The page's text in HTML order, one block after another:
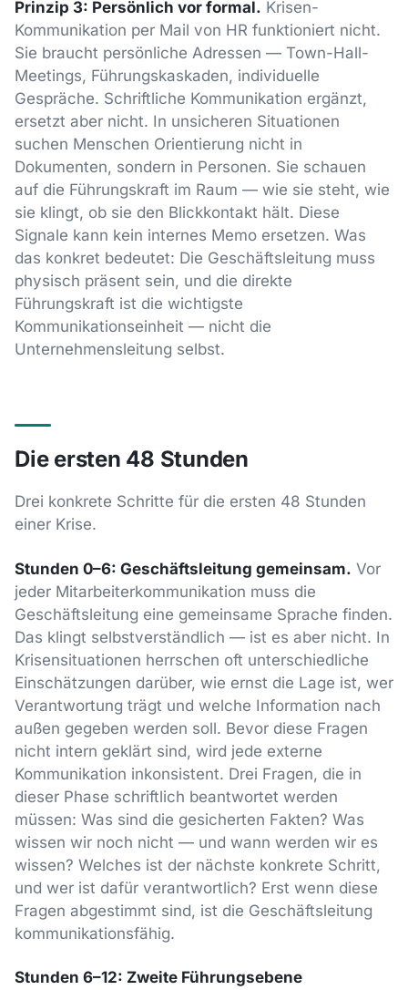
Prinzip 3: Persönlich vor formal. Krisen-
Kommunikation per Mail von HR funktioniert nicht.
Sie braucht persönliche Adressen — Town-Hall-
Meetings, Führungskaskaden, individuelle
Gespräche. Schriftliche Kommunikation ergänzt,
ersetzt aber nicht. In unsicheren Situationen
suchen Menschen Orientierung nicht in
Dokumenten, sondern in Personen. Sie schauen
auf die Führungskraft im Raum — wie sie steht, wie
sie klingt, ob sie den Blickkontakt hält. Diese
Signale kann kein internes Memo ersetzen. Was
das konkret bedeutet: Die Geschäftsleitung muss
physisch präsent sein, und die direkte
Führungskraft ist die wichtigste
Kommunikationseinheit — nicht die
Unternehmensleitung selbst.
Die ersten 48 Stunden
Drei konkrete Schritte für die ersten 48 Stunden
einer Krise.
Stunden 0–6: Geschäftsleitung gemeinsam. Vor
jeder Mitarbeiterkommunikation muss die
Geschäftsleitung eine gemeinsame Sprache finden.
Das klingt selbstverständlich — ist es aber nicht. In
Krisensituationen herrschen oft unterschiedliche
Einschätzungen darüber, wie ernst die Lage ist, wer
Verantwortung trägt und welche Information nach
außen gegeben werden soll. Bevor diese Fragen
nicht intern geklärt sind, wird jede externe
Kommunikation inkonsistent. Drei Fragen, die in
dieser Phase schriftlich beantwortet werden
müssen: Was sind die gesicherten Fakten? Was
wissen wir noch nicht — und wann werden wir es
wissen? Welches ist der nächste konkrete Schritt,
und wer ist dafür verantwortlich? Erst wenn diese
Fragen abgestimmt sind, ist die Geschäftsleitung
kommunikationsfähig.
Stunden 6–12: Zweite Führungsebene